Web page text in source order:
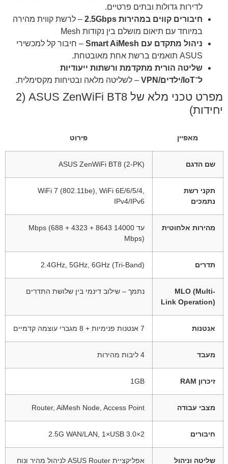
לדירות גדולות ובתים פרטיים.
חיבורים קווים במהירות 2.5Gbps
– לרשת קווית מהירה
במיוחד עם תיאום מושלם בין נקודות Mesh
ניהול מתקדם עם Smart AiMesh
– חיבור קל למכשירי
ASUS תואמים ברשת אחת מאובטחת.
שליטה הורית מתקדמת ורשתות ייעודיות
ל־IoT/ילדים/VPN
– לשליטה מלאה ובטיחות מקסימלית.
מפרט טכני מלא של ASUS ZenWiFi BT8 (2
יחידות)
מאפיין פירוט
שם הדגם ASUS ZenWiFi BT8 (2-PK)
תקני רשת
נתמכים
WiFi 7 (802.11be), WiFi 6E/6/5/4,
IPv4/IPv6
מהירות אלחוטית
עד 14000 Mbps (688 + 4323 + 8643
Mbps)
תדרים 2.4GHz, 5GHz, 6GHz (Tri-Band)
MLO (Multi-
Link Operation)
נתמך – שילוב דינמי בין שלושת התדרים
אנטנות 7 אנטנות פנימיות + 8 מגברי עוצמה קדמיים
מעבד 4 ליבות מהירות
זיכרון RAM 1GB
מצבי עבודה Router, AiMesh Node, Access Point
חיבורים 2×2.5G WAN/LAN, 1×USB 3.0
שליטה וניהול אפליקציית ASUS Router לניהול מהיר ונוח